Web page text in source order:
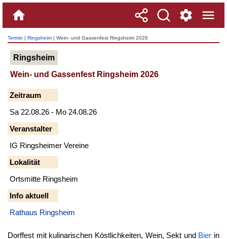
Termin | Ringsheim | Wein- und Gassenfest Ringsheim 2026
Ringsheim
Wein- und Gassenfest Ringsheim 2026
Zeitraum
Sa 22.08.26 - Mo 24.08.26
Veranstalter
IG Ringsheimer Vereine
Lokalität
Ortsmitte Ringsheim
Info aktuell
Rathaus Ringsheim
Dorffest mit kulinarischen Köstlichkeiten, Wein, Sekt und Bier in